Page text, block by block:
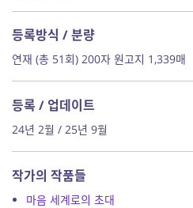
등록방식 / 분량
연재 (총 51회) 200자 원고지 1,339매
등록 / 업데이트
24년 2월 / 25년 9월
작가의 작품들
마음 세계로의 초대